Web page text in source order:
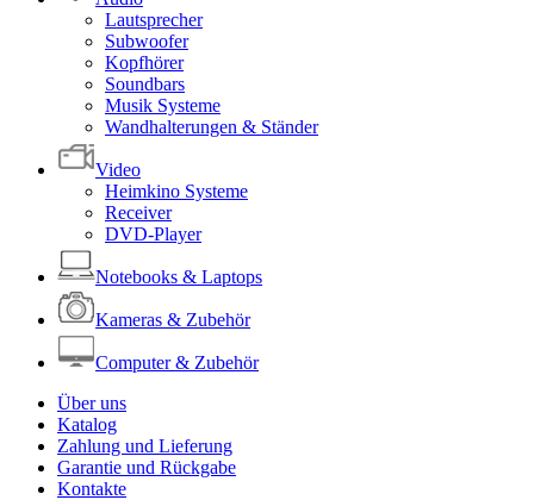
Lautsprecher
Subwoofer
Kopfhörer
Soundbars
Musik Systeme
Wandhalterungen & Ständer
Video
Heimkino Systeme
Receiver
DVD-Player
Notebooks & Laptops
Kameras & Zubehör
Computer & Zubehör
Über uns
Katalog
Zahlung und Lieferung
Garantie und Rückgabe
Kontakte